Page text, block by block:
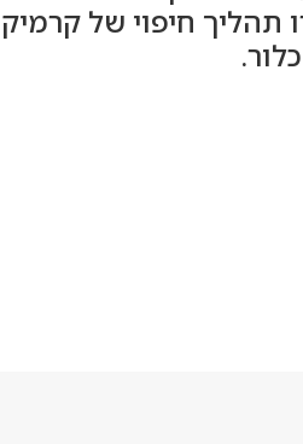
חיפוי של